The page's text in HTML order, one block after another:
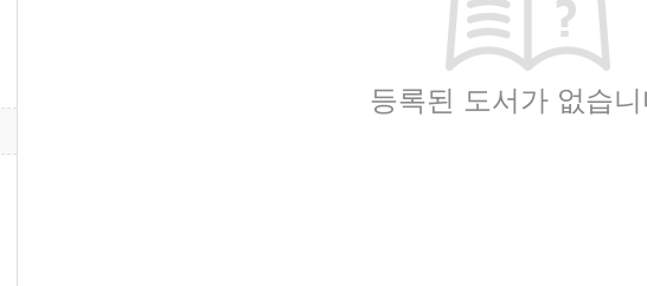
등록된 도서가 없습니